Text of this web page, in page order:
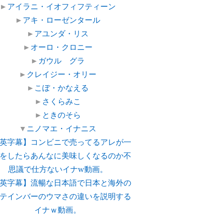
► アイラニ・イオフィフティーン
► アキ・ローゼンタール
► アユンダ・リス
► オーロ・クロニー
► ガウル グラ
► クレイジー・オリー
► こぼ・かなえる
► さくらみこ
► ときのそら
▼ ニノマエ・イナニス
英字幕】コンビニで売ってるアレが一
したらあんなに美味しくなるのか不
思議で仕方ないイナw動画。
英字幕】流暢な日本語で日本と海外の
インバーのウマさの違いを説明する
イナｗ動画。